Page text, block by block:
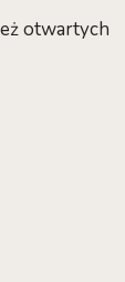
otwartych